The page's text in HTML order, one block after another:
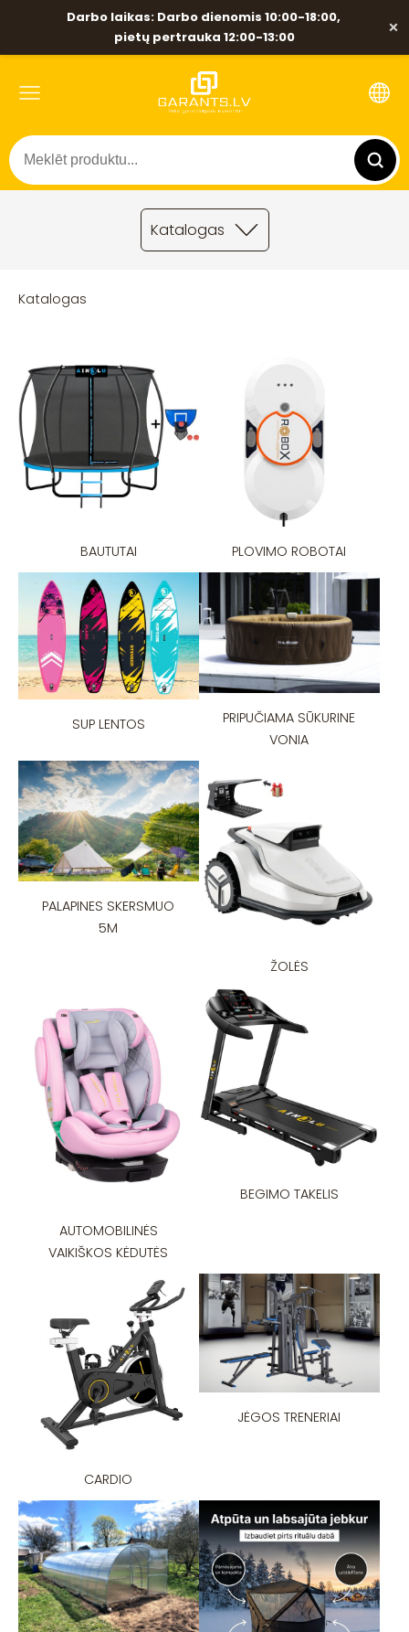
Darbo laikas: Darbo dienomis 10:00-18:00,
pietų pertrauka 12:00-13:00
×
Katalogas
Katalogas
BAUTUTAI PLOVIMO ROBOTAI
SUP LENTOS
PRIPUČIAMA SŪKURINE
VONIA
PALAPINES SKERSMUO
5M
ŽOLĖS
AUTOMOBILINĖS
VAIKIŠKOS KĖDUTĖS
BEGIMO TAKELIS
CARDIO
JĖGOS TRENERIAI